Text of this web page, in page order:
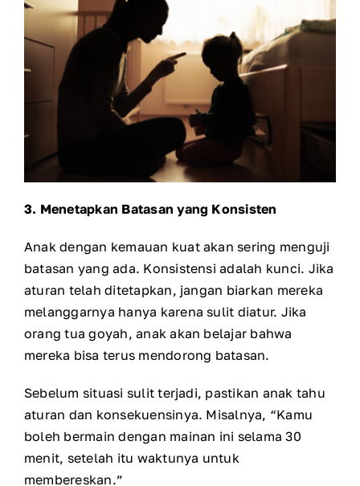
3. Menetapkan Batasan yang Konsisten
Anak dengan kemauan kuat akan sering menguji
batasan yang ada. Konsistensi adalah kunci. Jika
aturan telah ditetapkan, jangan biarkan mereka
melanggarnya hanya karena sulit diatur. Jika
orang tua goyah, anak akan belajar bahwa
mereka bisa terus mendorong batasan.
Sebelum situasi sulit terjadi, pastikan anak tahu
aturan dan konsekuensinya. Misalnya, “Kamu
boleh bermain dengan mainan ini selama 30
menit, setelah itu waktunya untuk
membereskan.”